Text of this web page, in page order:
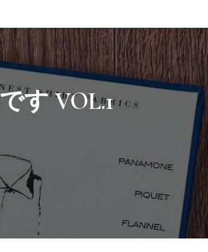
す VOL.1